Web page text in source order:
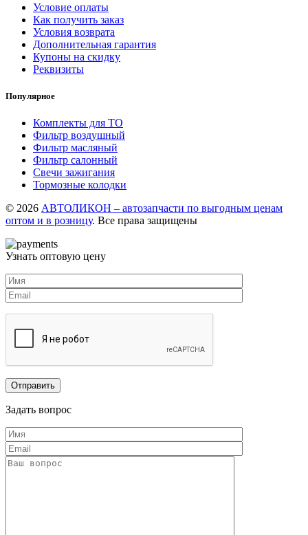
Условие оплаты
Как получить заказ
Условия возврата
Дополнительная гарантия
Купоны на скидку
Реквизиты
Популярное
Комплекты для ТО
Фильтр воздушный
Фильтр масляный
Фильтр салонный
Свечи зажигания
Тормозные колодки
© 2026 АВТОЛИКОН – автозапчасти по выгодным ценам
оптом и в розницу. Все права защищены
Узнать оптовую цену
Задать вопрос